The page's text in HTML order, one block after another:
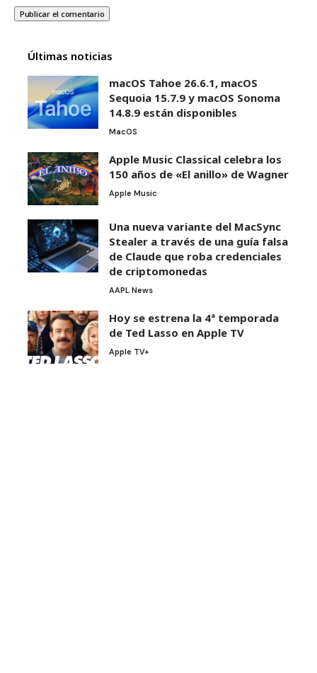
Últimas noticias
macOS Tahoe 26.6.1, macOS
Sequoia 15.7.9 y macOS Sonoma
14.8.9 están disponibles
MacOS
Apple Music Classical celebra los
150 años de «El anillo» de Wagner
Apple Music
Una nueva variante del MacSync
Stealer a través de una guía falsa
de Claude que roba credenciales
de criptomonedas
AAPL News
Hoy se estrena la 4ª temporada
de Ted Lasso en Apple TV
Apple TV+